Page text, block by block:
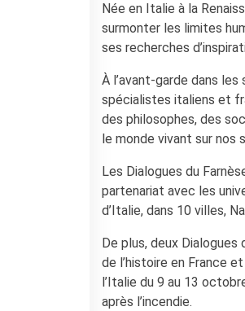
INNOVATION
Étudier en France
Doubles diplômes
Soutien à la recherche et
l'innovation
YEP - Young
Programme
Contacts
Organigramme
Emplois/stages
NOS MÉCÈNES
Le operazioni
Come sostenere
Née en Italie à la
surmonter les limites
ses recherches
À l’avant-garde dans
spécialistes italiens et
des philosophes, des
le monde vivant sur nos
Les Dialogues du
partenariat avec les
d’Italie, dans 10 villes,
De plus, deux
de l’histoire en France
l’Italie du 9 au 13
après l’incendie.